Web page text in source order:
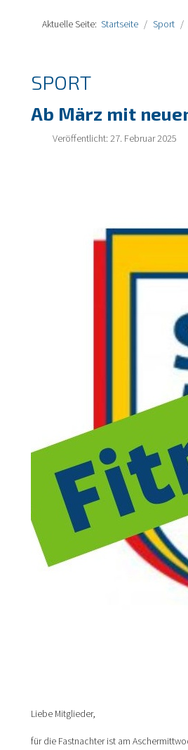
Aktuelle Seite: Startseite Sport
SPORT
Ab März mit
Veröffentlicht: 27. Februar 2025
Liebe Mitglieder,
für die Fastnachter ist am